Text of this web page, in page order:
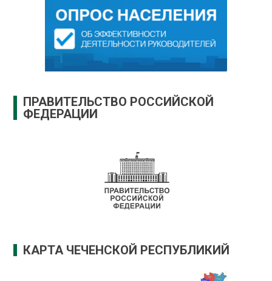
ПРАВИТЕЛЬСТВО РОССИЙСКОЙ
ФЕДЕРАЦИИ
КАРТА ЧЕЧЕНСКОЙ РЕСПУБЛИКИЙ